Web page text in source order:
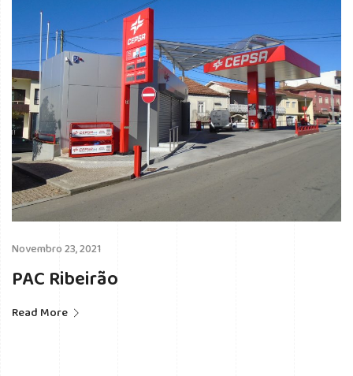
Novembro 23, 2021
PAC Ribeirão
Read More